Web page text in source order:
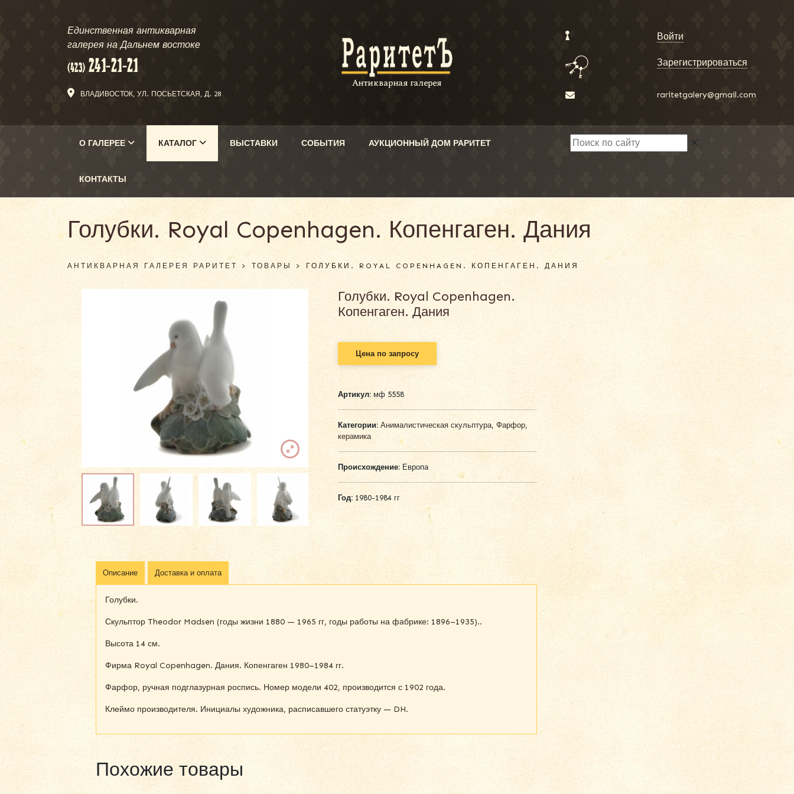
Единственная антикварная
галерея на Дальнем востоке
ВЛАДИВОСТОК, УЛ. ПОСЬЕТСКАЯ, Д. 28
Войти
Зарегистрироваться
raritetgalery@gmail.com
О ГАЛЕРЕЕ КАТАЛОГ ВЫСТАВКИ СОБЫТИЯ АУКЦИОННЫЙ ДОМ РАРИТЕТ
КОНТАКТЫ
✕
Голубки. Royal Copenhagen. Копенгаген. Дания
АНТИКВАРНАЯ ГАЛЕРЕЯ РАРИТЕТ >ТОВАРЫ> ГОЛУБКИ. ROYAL COPENHAGEN. КОПЕНГАГЕН. ДАНИЯ
Голубки. Royal Copenhagen.
Копенгаген. Дания
Цена по запросу
Артикул:мф 5558
Категории: Анималистическая скульптура, Фарфор,
керамика
Происхождение:Европа
Год:1980-1984 гг
Описание Доставка и оплата
Голубки.
Скульптор Theodor Madsen (годы жизни 1880 — 1965 гг, годы работы на фабрике: 1896–1935)..
Высота 14 см.
Фирма Royal Copenhagen. Дания. Копенгаген 1980–1984 гг.
Фарфор, ручная подглазурная роспись. Номер модели 402, производится с 1902 года.
Клеймо производителя. Инициалы художника, расписавшего статуэтку — DH.
Похожие товары